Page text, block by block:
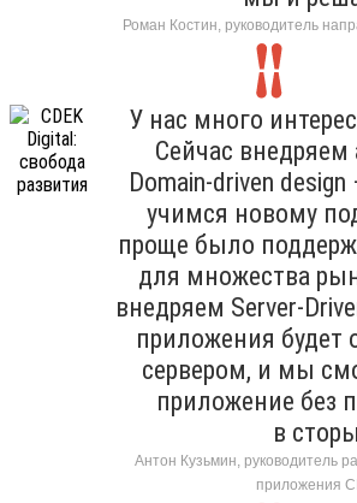
Роман Костин, руководитель
У нас много
Сейчас внедряем
Domain-driven
учимся новому
проще было
для множества
внедряем Server-
приложения будет
сервером, и мы
приложение без
в
Антон Кузьмин, руководитель
приложения